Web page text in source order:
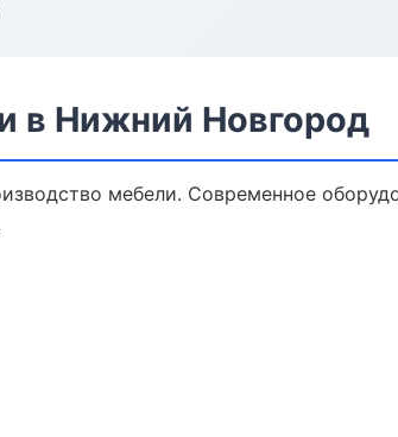
в Нижний Новгород
мебели. Современное